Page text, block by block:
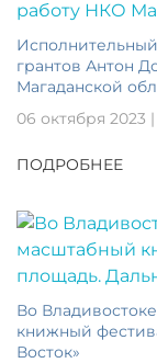
грантов Антон
Магаданской
06 октября 2023 |
ПОДРОБНЕЕ
Во
книжный
Восток»